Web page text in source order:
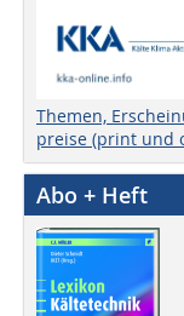
Themen,
preise (print und
Abo + Heft